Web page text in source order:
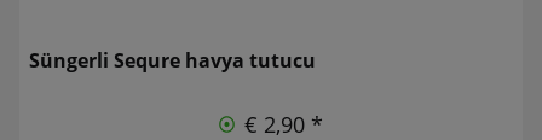
Süngerli Sequre havya tutucu
€ 2,90 *